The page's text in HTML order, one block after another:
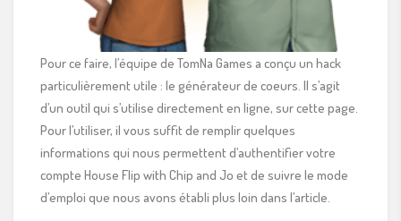
Pour ce faire, l’équipe de TomNa Games a conçu un hack
particulièrement utile : le générateur de coeurs. Il s’agit
d’un outil qui s’utilise directement en ligne, sur cette page.
Pour l’utiliser, il vous suffit de remplir quelques
informations qui nous permettent d’authentifier votre
compte House Flip with Chip and Jo et de suivre le mode
d’emploi que nous avons établi plus loin dans l’article.